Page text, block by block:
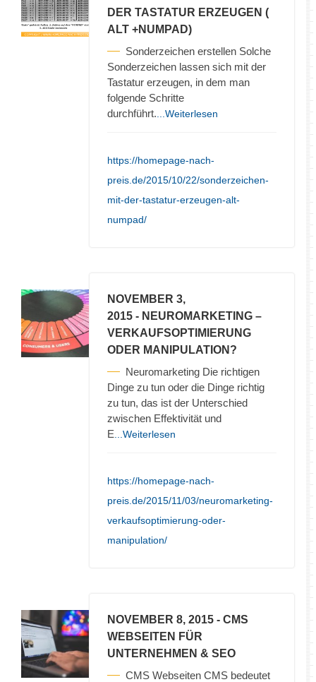
DER TASTATUR ERZEUGEN (
ALT +NUMPAD)
Sonderzeichen erstellen Solche
Sonderzeichen lassen sich mit der
Tastatur erzeugen, in dem man
folgende Schritte
durchführt. ...Weiterlesen
https://homepage-nach-
preis.de/2015/10/22/sonderzeichen-
mit-der-tastatur-erzeugen-alt-
numpad/
NOVEMBER 3,
2015 - NEUROMARKETING –
VERKAUFSOPTIMIERUNG
ODER MANIPULATION?
Neuromarketing Die richtigen
Dinge zu tun oder die Dinge richtig
zu tun, das ist der Unterschied
zwischen Effektivität und
E ...Weiterlesen
https://homepage-nach-
preis.de/2015/11/03/neuromarketing-
verkaufsoptimierung-oder-
manipulation/
NOVEMBER 8, 2015 - CMS
WEBSEITEN FÜR
UNTERNEHMEN & SEO
CMS Webseiten CMS bedeutet